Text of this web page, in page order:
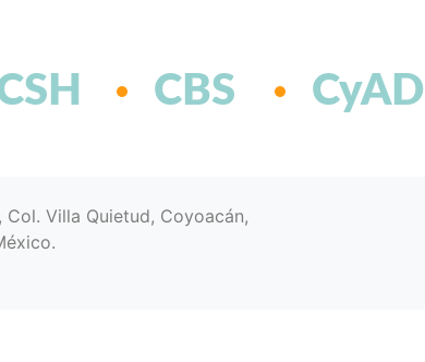
CBS CyAD
Col. Villa Quietud, Coyoacán,